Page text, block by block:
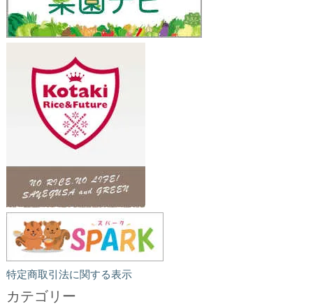
特定商取引法に関する表示
カテゴリー